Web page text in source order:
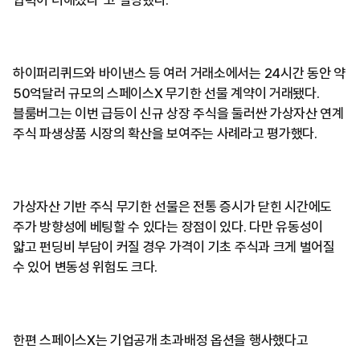
하이퍼리퀴드와 바이낸스 등 여러 거래소에서는 24시간 동안 약
50억달러 규모의 스페이스X 무기한 선물 계약이 거래됐다.
블룸버그는 이번 급등이 신규 상장 주식을 둘러싼 가상자산 연계
주식 파생상품 시장의 확산을 보여주는 사례라고 평가했다.
가상자산 기반 주식 무기한 선물은 전통 증시가 닫힌 시간에도
주가 방향성에 베팅할 수 있다는 장점이 있다. 다만 유동성이
얇고 펀딩비 부담이 커질 경우 가격이 기초 주식과 크게 벌어질
수 있어 변동성 위험도 크다.
한편 스페이스X는 기업공개 초과배정 옵션을 행사했다고